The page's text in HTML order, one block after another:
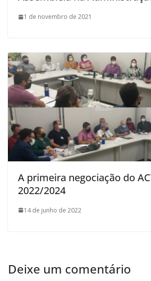
1 de novembro de 2021
A primeira negociação do
2022/2024
14 de junho de 2022
Deixe um comentário